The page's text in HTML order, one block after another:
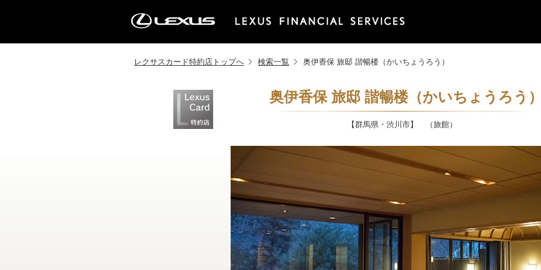
レクサスカード特約店トップへ 検索一覧 奥伊香保 旅邸 諧暢楼（かいちょうろう）
奥伊香保 旅邸 諧暢楼（かいちょうろう
【群馬県・渋川市】 （旅館）